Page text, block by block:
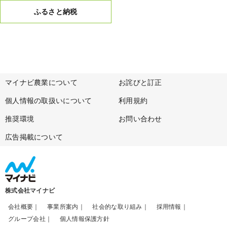
ふるさと納税
マイナビ農業について お詫びと訂正
個人情報の取扱いについて 利用規約
推奨環境 お問い合わせ
広告掲載について
株式会社マイナビ
会社概要 事業所案内 社会的な取り組み
採用情報
グループ会社
個人情報保護方針